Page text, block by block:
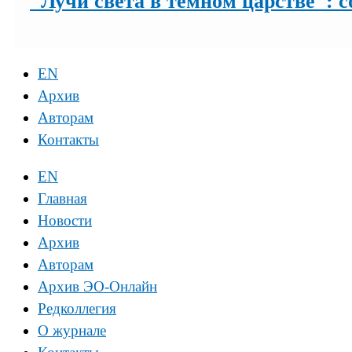
EN
Архив
Авторам
Контакты
EN
Главная
Новости
Архив
Авторам
Архив ЭО-Онлайн
Редколлегия
О журнале